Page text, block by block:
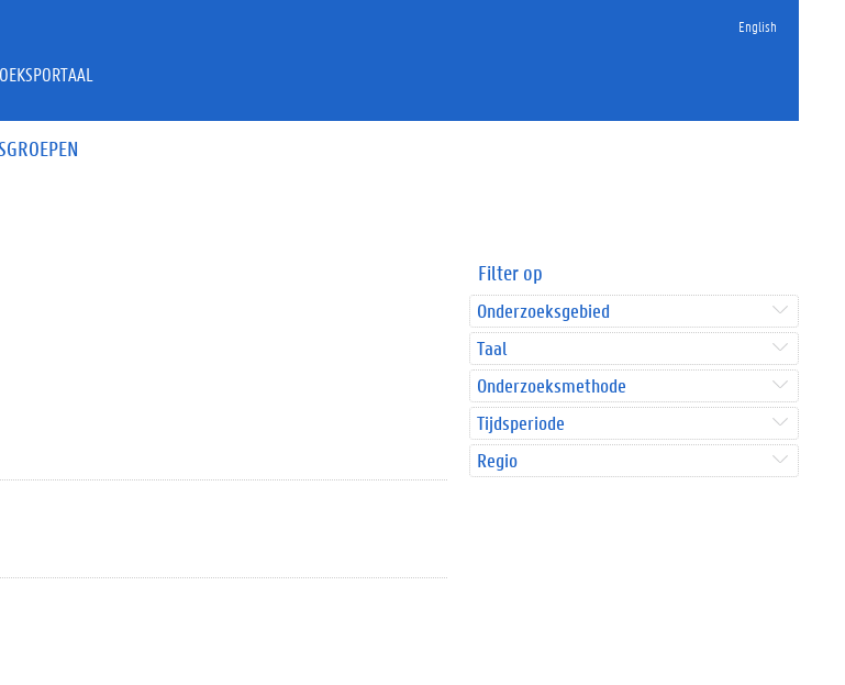
English
Filter op
Onderzoeksgebied
Taal
Onderzoeksmethode
Tijdsperiode
Regio